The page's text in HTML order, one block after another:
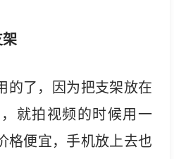
架
的了，因为把支架放在
就拍视频的时候用一
格便宜，手机放上去也